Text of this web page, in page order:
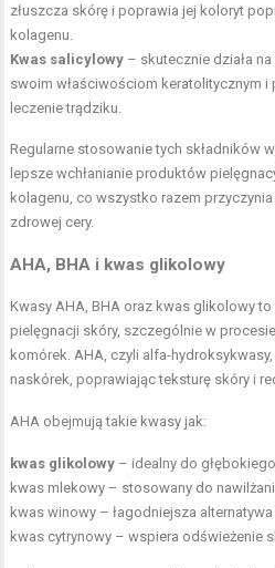
złuszcza skórę i poprawia jej koloryt
kolagenu.
Kwas salicylowy – skutecznie działa na
swoim właściwościom keratolitycznym
leczenie trądziku.
Regularne stosowanie tych składników
lepsze wchłanianie produktów
kolagenu, co wszystko razem
zdrowej cery.
AHA, BHA i kwas glikolowy
Kwasy AHA, BHA oraz kwas glikolowy
pielęgnacji skóry, szczególnie w
komórek. AHA, czyli alfa-
naskórek, poprawiając teksturę skóry i
AHA obejmują takie kwasy jak:
kwas glikolowy – idealny do
kwas mlekowy – stosowany do
kwas winowy – łagodniejsza alternatywa
kwas cytrynowy – wspiera odświeżenie